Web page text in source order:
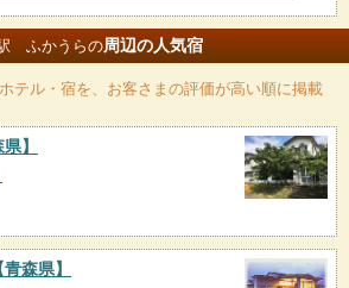
ふかうらの周辺の人気宿
テル・宿を、お客さまの評価が高い順に掲載
】
青森県】